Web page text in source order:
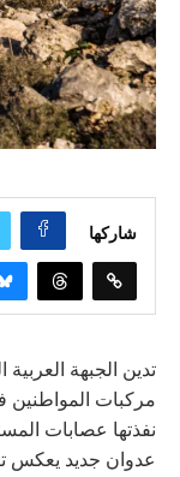
شاركها
تدين الجبهة
مركبات المواطنين
نفذتها عصابات
عدوان جديد يعكس